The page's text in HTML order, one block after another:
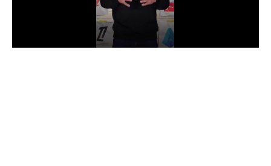
دوري أبطال إفريقيا